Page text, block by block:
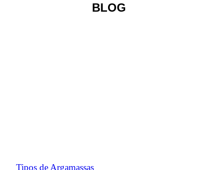
BLOG
Tipos de Argamassas